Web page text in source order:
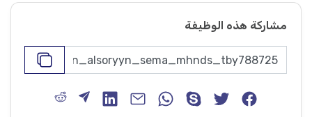
مشاركة هذه الوظيفة